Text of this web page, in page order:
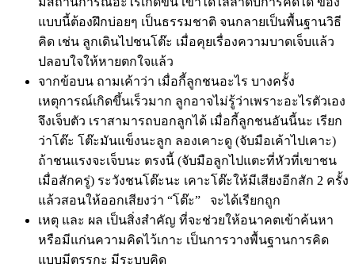
แต่แรกอยู่แล้วว่าเจ็บที่หัว แต่ให้ถาม เพื่อฝึกให้เค้าบอกเรา
สอนให้รู้จักเหตุและผล
เป็นการสอนว่า อะไร ทำไม เพราะอะไร และผลเป็น
อย่างไร อันนี้ก็ช่วยฝึกคิดอย่างเป็นระบบ เวลามีปัญหาหรือ
มีสถานการณ์อะไรเกิดขึ้น เขาได้ไล่ลำดับการคิดได้ ของ
แบบนี้ต้องฝึกบ่อยๆ เป็นธรรมชาติ จนกลายเป็นพื้นฐานวิธี
คิดเช่น ลูกเดินไปชนโต๊ะ เมื่อคุยเรื่องความบาดเจ็บแล้ว
ปลอบใจให้หายตกใจแล้ว
จากข้อบน ถามเค้าว่า เมื่อกี้ลูกชนอะไร บางครั้ง